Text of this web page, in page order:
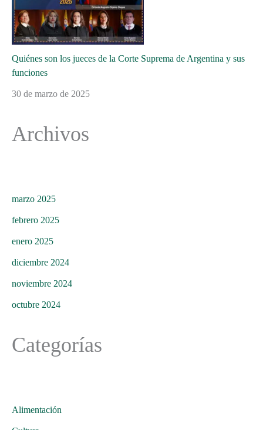
Quiénes son los jueces de la Corte Suprema de Argentina y sus
funciones
30 de marzo de 2025
Archivos
marzo 2025
febrero 2025
enero 2025
diciembre 2024
noviembre 2024
octubre 2024
Categorías
Alimentación